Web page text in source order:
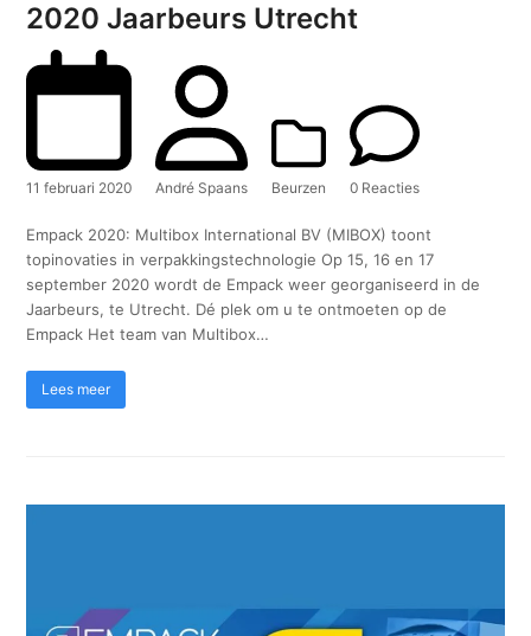
2020 Jaarbeurs Utrecht
11 februari 2020 André Spaans Beurzen 0 Reacties
Empack 2020: Multibox International BV (MIBOX) toont
topinovaties in verpakkingstechnologie Op 15, 16 en 17
september 2020 wordt de Empack weer georganiseerd in de
Jaarbeurs, te Utrecht. Dé plek om u te ontmoeten op de
Empack Het team van Multibox…
Lees meer